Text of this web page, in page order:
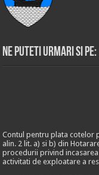
Ne puteti urmari si pe:
Contul pentru plata cotelor
alin. 2 lit. a) si b) din
procedurii privind
activitati de exploatare a